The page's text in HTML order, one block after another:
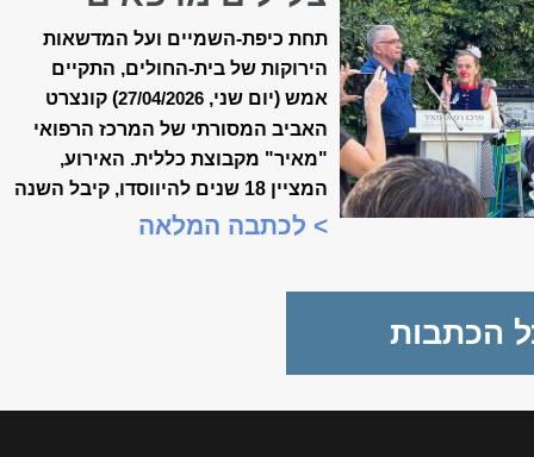
קונצרט האביב ה-18
של ״מאיר״
תחת כיפת-השמיים ועל המדשאות
הירוקות של בית-החולים, התקיים
אמש (יום שני, 27/04/2026) קונצרט
האביב המסורתי של המרכז הרפואי
"מאיר" מקבוצת כללית. האירוע,
המציין 18 שנים להיווסדו, קיבל השנה
משמעות מיוחדת, כשנכלל לראשונה
> לכתבה המלאה
הכתבות